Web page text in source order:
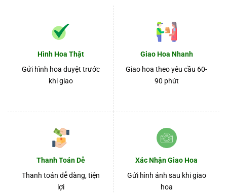
Hình Hoa Thật
Gửi hình hoa duyệt trước
khi giao
Giao Hoa Nhanh
Giao hoa theo yêu cầu 60-
90 phút
Thanh Toán Dễ
Thanh toán dễ dàng, tiện
lợi
Xác Nhận Giao Hoa
Gửi hình ảnh sau khi giao
hoa